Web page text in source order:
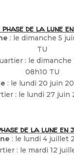
phase de la lune
: le dimanche 5
TU
: le dimanche
08h10 TU
: le lundi 20 juin
: le lundi 27 juin
de la lune
: le lundi 4 juillet
: le mardi 12